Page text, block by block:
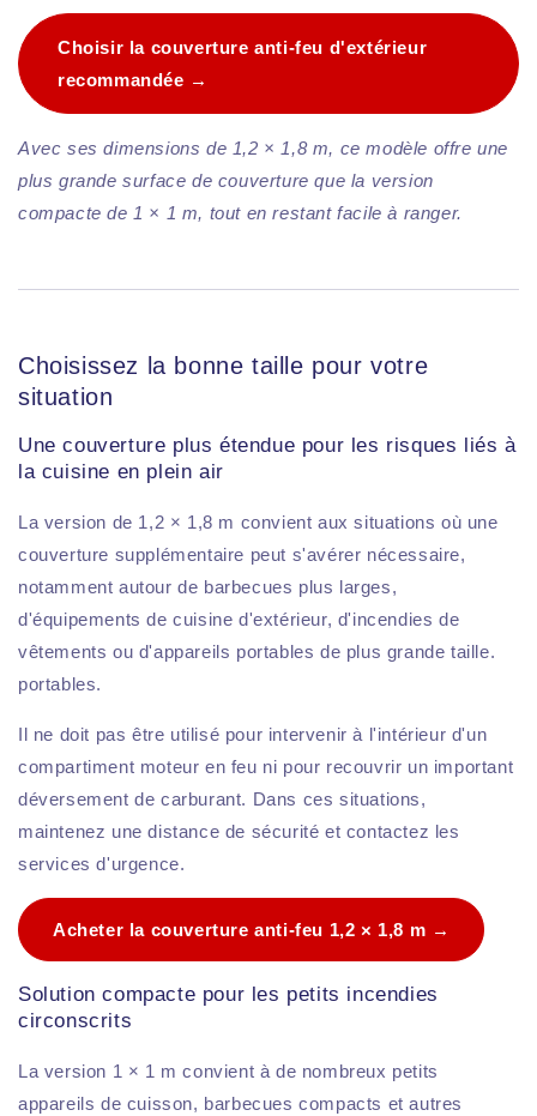
Choisir la couverture anti-feu d'extérieur
recommandée →
Avec ses dimensions de 1,2 × 1,8 m, ce modèle offre une
plus grande surface de couverture que la version
compacte de 1 × 1 m, tout en restant facile à ranger.
Choisissez la bonne taille pour votre
situation
Une couverture plus étendue pour les risques liés à
la cuisine en plein air
La version de 1,2 × 1,8 m convient aux situations où une
couverture supplémentaire peut s'avérer nécessaire,
notamment autour de barbecues plus larges,
d'équipements de cuisine d'extérieur, d'incendies de
vêtements ou d'appareils portables de plus grande taille.
portables.
Il ne doit pas être utilisé pour intervenir à l'intérieur d'un
compartiment moteur en feu ni pour recouvrir un important
déversement de carburant. Dans ces situations,
maintenez une distance de sécurité et contactez les
services d'urgence.
Acheter la couverture anti-feu 1,2 × 1,8 m →
Solution compacte pour les petits incendies
circonscrits
La version 1 × 1 m convient à de nombreux petits
appareils de cuisson, barbecues compacts et autres